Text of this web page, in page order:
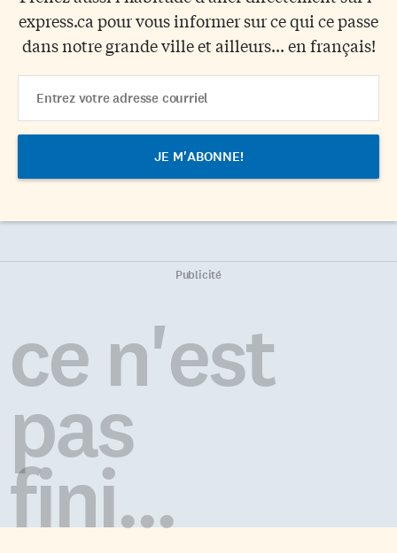
express.ca pour vous informer sur ce qui ce passe
dans notre grande ville et ailleurs... en français!
Address
Publicité
ce n'est
pas
fini...